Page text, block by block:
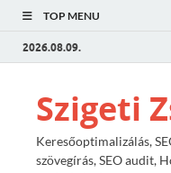
TOP MENU
2026.08.09.
Szigeti
Keresőoptimalizálás,
szövegírás, SEO audit,